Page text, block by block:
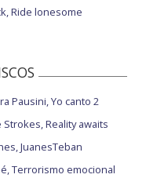
Ride lonesome
Pausini, Yo canto 2
Strokes, Reality awaits
JuanesTeban
Terrorismo emocional